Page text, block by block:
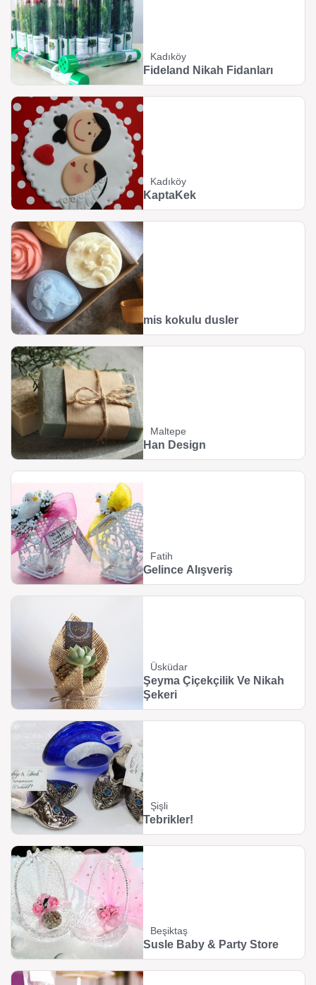
Kadıköy
Fideland Nikah Fidanları
Kadıköy
KaptaKek
mis kokulu dusler
Maltepe
Han Design
Fatih
Gelince Alışveriş
Üsküdar
Şeyma Çiçekçilik Ve Nikah
Şekeri
Şişli
Tebrikler!
Beşiktaş
Susle Baby & Party Store